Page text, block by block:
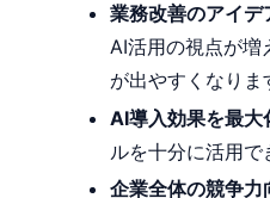
業務改善のアイデ
AI活用の視点が増
が出やすくなりま
AI導入効果を最大
ルを十分に活用で
企業全体の競争力